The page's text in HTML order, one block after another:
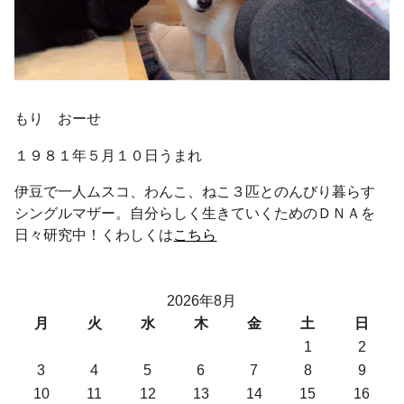
もり おーせ
１９８１年５月１０日うまれ
伊豆で一人ムスコ、わんこ、ねこ３匹とのんびり暮らす
シングルマザー。自分らしく生きていくためのＤＮＡを
日々研究中！くわしくはこちら
2026年8月
月
火 水 木 金 土
日
1
2
3
4 5 6 7 8
9
10
11 12 13 14 15
16